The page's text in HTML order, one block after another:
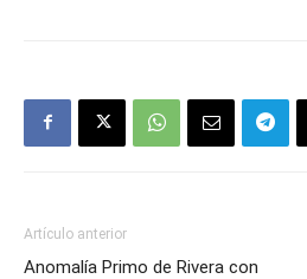
Artículo anterior
Anomalía Primo de Rivera con